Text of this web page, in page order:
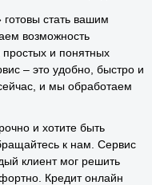
стать вашим
возможность
и понятных
– это удобно, быстро и
и мы обработаем
и хотите быть
к нам. Сервис
клиент мог решить
Кредит онлайн